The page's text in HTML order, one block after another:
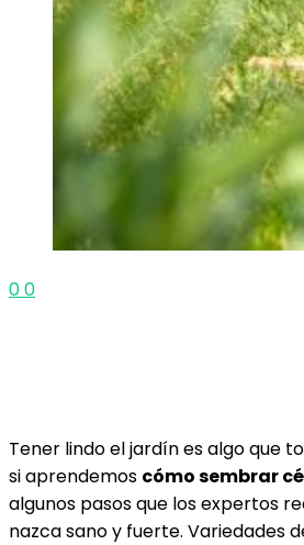
00
Tener lindo el jardín es algo que
si aprendemos cómo sembrar
algunos pasos que los expertos
nazca sano y fuerte. Variedades